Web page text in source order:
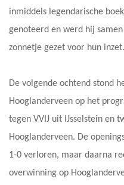
inmiddels legendarische
genoteerd en werd hij
zonnetje gezet voor hun inzet.
De volgende ochtend stond
Hooglanderveen op het
tegen VVIJ uit IJsselstein en
Hooglanderveen. De
1-0 verloren, maar daarna
overwinning op